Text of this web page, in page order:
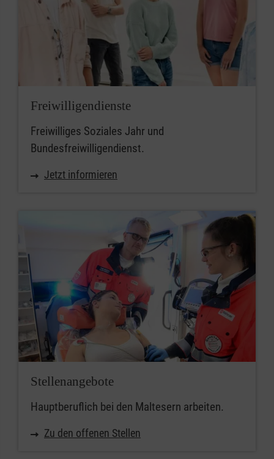
Freiwilligendienste
Freiwilliges Soziales Jahr und
Bundesfreiwilligendienst.
Jetzt informieren
Stellenangebote
Hauptberuflich bei den Maltesern arbeiten.
Zu den offenen Stellen